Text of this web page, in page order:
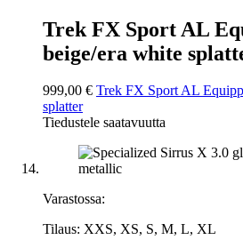
Trek FX Sport AL
beige/era white
999,00 € Trek FX Sport AL
splatter
Tiedustele saatavuutta
Varastossa:
Tilaus: XXS, XS, S, M, L, XL